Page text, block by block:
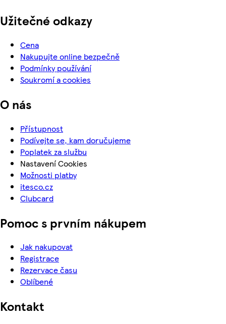
Užitečné odkazy
Cena
Nakupujte online bezpečně
Podmínky používání
Soukromí a cookies
O nás
Přístupnost
Podívejte se, kam doručujeme
Poplatek za službu
Nastavení Cookies
Možnosti platby
itesco.cz
Clubcard
Pomoc s prvním nákupem
Jak nakupovat
Registrace
Rezervace času
Oblíbené
Kontakt